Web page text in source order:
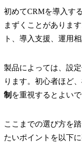
初めてCRMを導入す
まずくことがありま
ト、導入支援、運用
製品によっては、設
ります。初心者ほど
制 を重視するとよいで
ここまでの選び方を
たいポイントを以下に